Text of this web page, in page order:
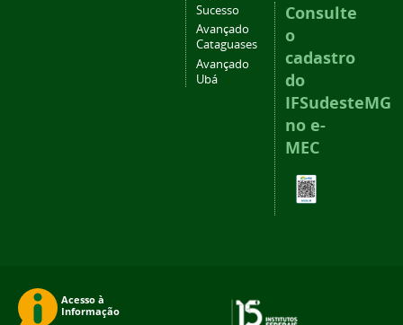
Sucesso
Avançado
Cataguases
Avançado
Ubá
Consulte
o
cadastro
do
IFSudesteMG
no e-
MEC